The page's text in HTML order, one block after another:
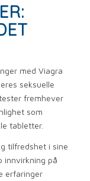
med Viagra
seksuelle
fremhever
som
tabletter.
tilfredshet i sine
innvirkning på
erfaringer